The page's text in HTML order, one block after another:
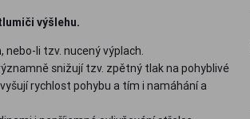
výšlehu.
, nebo-li tzv. nucený výplach.
snižují tzv. zpětný tlak na pohyblivé
rychlost pohybu a tím i namáhání a